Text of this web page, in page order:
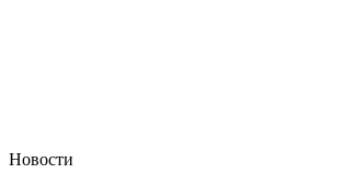
Новости